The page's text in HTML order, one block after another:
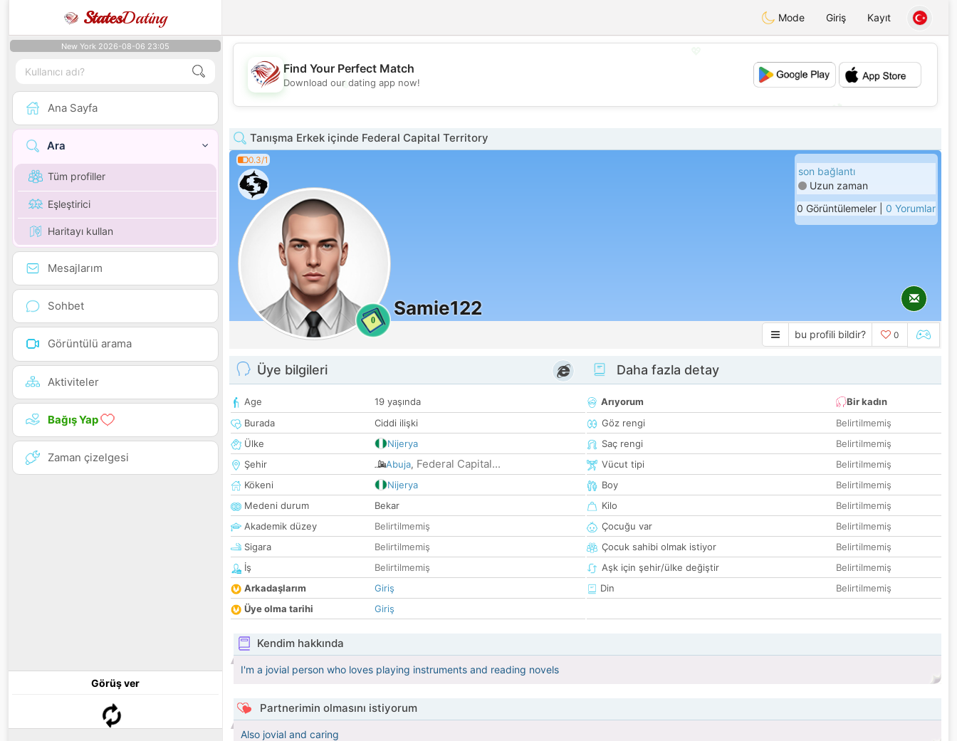
StatesDating Mode Giriş Kayıt
New York 2026-08-06 23:05
Ana Sayfa
Ara
Tüm profiller
Eşleştirici
Haritayı kullan
Mesajlarım
Sohbet
Görüntülü arama
Aktiviteler
Bağış Yap
Zaman çizelgesi
Görüş ver
💖
Find Your Perfect Match
Download our dating app now!
Tanışma Erkek içinde Federal Capital Territory
0.3/1
0
Samie122
son bağlantı
Uzun zaman
0 Görüntülemeler | 0 Yorumlar
bu profili bildir? 0
Üye bilgileri
Age
19 yaşında
Burada
Ciddi ilişki
Ülke
Nijerya
Şehir
Abuja, Federal Capital...
Kökeni
Nijerya
Medeni durum
Bekar
Akademik düzey
Belirtilmemiş
Sigara
Belirtilmemiş
İş
Belirtilmemiş
Arkadaşlarım
Giriş
Üye olma tarihi
Giriş
Daha fazla detay
Arıyorum
Bir kadın
Göz rengi
Belirtilmemiş
Saç rengi
Belirtilmemiş
Vücut tipi
Belirtilmemiş
Boy
Belirtilmemiş
Kilo
Belirtilmemiş
Çocuğu var
Belirtilmemiş
Çocuk sahibi olmak istiyor
Belirtilmemiş
Aşk için şehir/ülke değiştir
Belirtilmemiş
Din
Belirtilmemiş
Kendim hakkında
I'm a jovial person who loves playing instruments and reading novels
Partnerimin olmasını istiyorum
Also jovial and caring